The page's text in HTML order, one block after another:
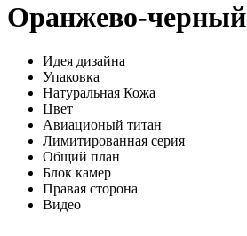
Оранжево-черный
Идея дизайна
Упаковка
Натуральная Кожа
Цвет
Авиационый титан
Лимитированная серия
Общий план
Блок камер
Правая сторона
Видео